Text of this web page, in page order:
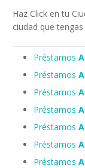
Haz Click en tu
ciudad que
Préstamos
Préstamos
Préstamos
Préstamos
Préstamos
Préstamos
Préstamos